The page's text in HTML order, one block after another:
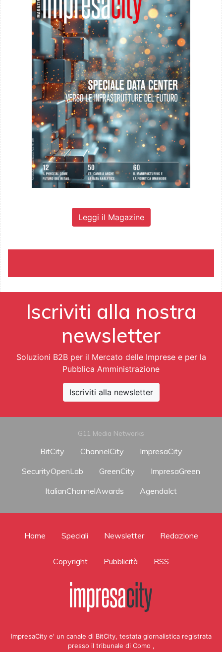
Leggi il Magazine
Iscriviti alla nostra
newsletter
Soluzioni B2B per il Mercato delle Imprese e per la
Pubblica Amministrazione
Iscriviti alla newsletter
G11 Media Networks
BitCity ChannelCity
ImpresaCity
SecurityOpenLab
GreenCity
ImpresaGreen
ItalianChannelAwards
AgendaIct
Home Speciali Newsletter Redazione
Copyright Pubblicità RSS
ImpresaCity e' un canale di BitCity, testata giornalistica registrata
presso il tribunale di Como ,